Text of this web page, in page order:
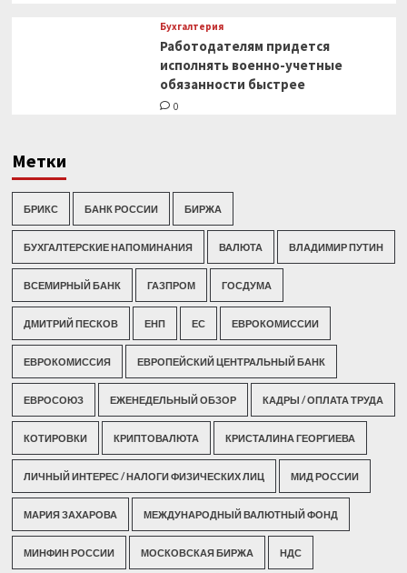
Бухгалтерия
Работодателям придется
исполнять военно-учетные
обязанности быстрее
0
Метки
БРИКС БАНК РОССИИ БИРЖА
БУХГАЛТЕРСКИЕ НАПОМИНАНИЯ ВАЛЮТА ВЛАДИМИР ПУТИН
ВСЕМИРНЫЙ БАНК ГАЗПРОМ ГОСДУМА
ДМИТРИЙ ПЕСКОВ ЕНП ЕС ЕВРОКОМИССИИ
ЕВРОКОМИССИЯ ЕВРОПЕЙСКИЙ ЦЕНТРАЛЬНЫЙ БАНК
ЕВРОСОЮЗ ЕЖЕНЕДЕЛЬНЫЙ ОБЗОР КАДРЫ / ОПЛАТА ТРУДА
КОТИРОВКИ КРИПТОВАЛЮТА КРИСТАЛИНА ГЕОРГИЕВА
ЛИЧНЫЙ ИНТЕРЕС / НАЛОГИ ФИЗИЧЕСКИХ ЛИЦ МИД РОССИИ
МАРИЯ ЗАХАРОВА МЕЖДУНАРОДНЫЙ ВАЛЮТНЫЙ ФОНД
МИНФИН РОССИИ МОСКОВСКАЯ БИРЖА НДС